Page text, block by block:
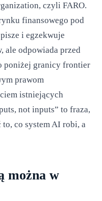
czyli FARO.
finansowego pod
i egzekwuje
ale odpowiada przed
poniżej granicy frontier
prawom
istniejących
not inputs” to fraza,
co system AI robi, a
można w